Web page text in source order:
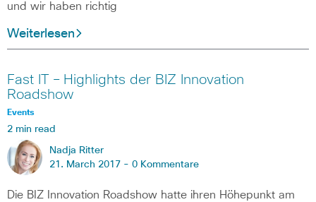
und wir haben richtig
Weiterlesen
Fast IT – Highlights der BIZ Innovation
Roadshow
Events
2 min read
Nadja Ritter
21. March 2017 - 0 Kommentare
Die BIZ Innovation Roadshow hatte ihren Höhepunkt am